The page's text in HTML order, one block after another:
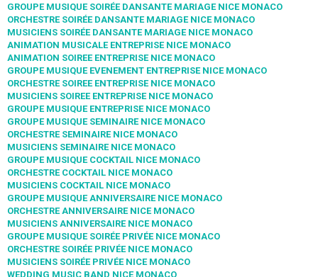
GROUPE MUSIQUE SOIRÉE DANSANTE MARIAGE NICE MONACO
ORCHESTRE SOIRÉE DANSANTE MARIAGE NICE MONACO
MUSICIENS SOIRÉE DANSANTE MARIAGE NICE MONACO
ANIMATION MUSICALE ENTREPRISE NICE MONACO
ANIMATION SOIREE ENTREPRISE NICE MONACO
GROUPE MUSIQUE EVENEMENT ENTREPRISE NICE MONACO
ORCHESTRE SOIREE ENTREPRISE NICE MONACO
MUSICIENS SOIREE ENTREPRISE NICE MONACO
GROUPE MUSIQUE ENTREPRISE NICE MONACO
GROUPE MUSIQUE SEMINAIRE NICE MONACO
ORCHESTRE SEMINAIRE NICE MONACO
MUSICIENS SEMINAIRE NICE MONACO
GROUPE MUSIQUE COCKTAIL NICE MONACO
ORCHESTRE COCKTAIL NICE MONACO
MUSICIENS COCKTAIL NICE MONACO
GROUPE MUSIQUE ANNIVERSAIRE NICE MONACO
ORCHESTRE ANNIVERSAIRE NICE MONACO
MUSICIENS ANNIVERSAIRE NICE MONACO
GROUPE MUSIQUE SOIRÉE PRIVÉE NICE MONACO
ORCHESTRE SOIRÉE PRIVÉE NICE MONACO
MUSICIENS SOIRÉE PRIVÉE NICE MONACO
WEDDING MUSIC BAND NICE MONACO